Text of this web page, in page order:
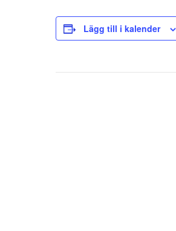
Lägg till i kalender